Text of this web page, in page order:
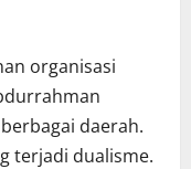
organisasi
daerah.
terjadi dualisme.